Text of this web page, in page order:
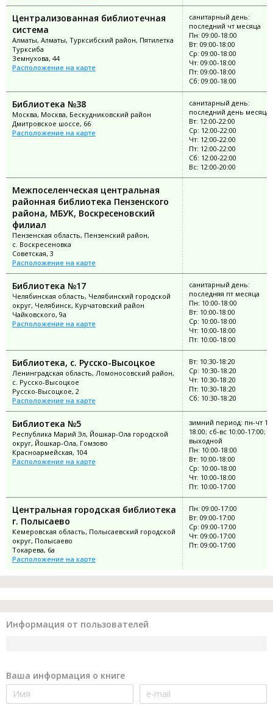
Централизованная библиотечная
система
Алматы, Алматы, Турксибский район, Пятилетка
Турксиба
Земнухова, 44
Расположение на карте
санитарный день:
последний чт месяца
Пн: 09:00-18:00
Вт: 09:00-18:00
Ср: 09:00-18:00
Чт: 09:00-18:00
Пт: 09:00-18:00
Сб: 09:00-18:00
Библиотека №38
Москва, Москва, Бескудниковский район
Дмитровское шоссе, 66
Расположение на карте
санитарный день:
последний день месяца
Вт: 12:00-22:00
Ср: 12:00-22:00
Чт: 12:00-22:00
Пт: 12:00-22:00
Сб: 12:00-22:00
Вс: 12:00-20:00
Межпоселенческая центральная
районная библиотека Пензенского
района, МБУК, Воскресеновский
филиал
Пензенская область, Пензенский район,
с. Воскресеновка
Советская, 3
Расположение на карте
Библиотека №17
Челябинская область, Челябинский городской
округ, Челябинск, Курчатовский район
Чайковского, 9а
Расположение на карте
санитарный день:
последняя пт месяца
Пн: 10:00-18:00
Вт: 10:00-18:00
Ср: 10:00-18:00
Чт: 10:00-18:00
Пт: 10:00-18:00
Библиотека, с. Русско-Высоцкое
Ленинградская область, Ломоносовский район,
с. Русско-Высоцкое
Русско-Высоцкое, 2
Расположение на карте
Вт: 10:30-18:20
Ср: 10:30-18:20
Чт: 10:30-18:20
Пт: 10:30-18:20
Сб: 10:30-18:20
Библиотека №5
Республика Марий Эл, Йошкар-Ола городской
округ, Йошкар-Ола, Гомзово
Красноармейская, 104
Расположение на карте
зимний период: пн-чт
18:00; сб-вс 10:00-17:00;
выходной
Пн: 10:00-18:00
Вт: 10:00-18:00
Ср: 10:00-18:00
Чт: 10:00-18:00
Пт: 10:00-17:00
Центральная городская библиотека
г. Полысаево
Кемеровская область, Полысаевский городской
округ, Полысаево
Токарева, 6а
Расположение на карте
Пн: 09:00-17:00
Вт: 09:00-17:00
Ср: 09:00-17:00
Чт: 09:00-17:00
Пт: 09:00-17:00
Информация от пользователей
Ваша информация о книге